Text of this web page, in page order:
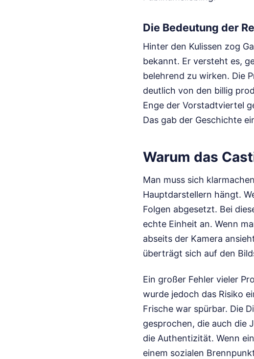
Die Bedeutung der
Hinter den Kulissen zog
bekannt. Er versteht es,
belehrend zu wirken. Die
deutlich von den billig
Enge der Vorstadtviertel
Das gab der Geschichte
Warum das
Man muss sich
Hauptdarstellern hängt.
Folgen abgesetzt. Bei
echte Einheit an. Wenn
abseits der Kamera
überträgt sich auf den
Ein großer Fehler vieler
wurde jedoch das Risiko
Frische war spürbar. Die
gesprochen, die auch die
die Authentizität. Wenn
einem sozialen